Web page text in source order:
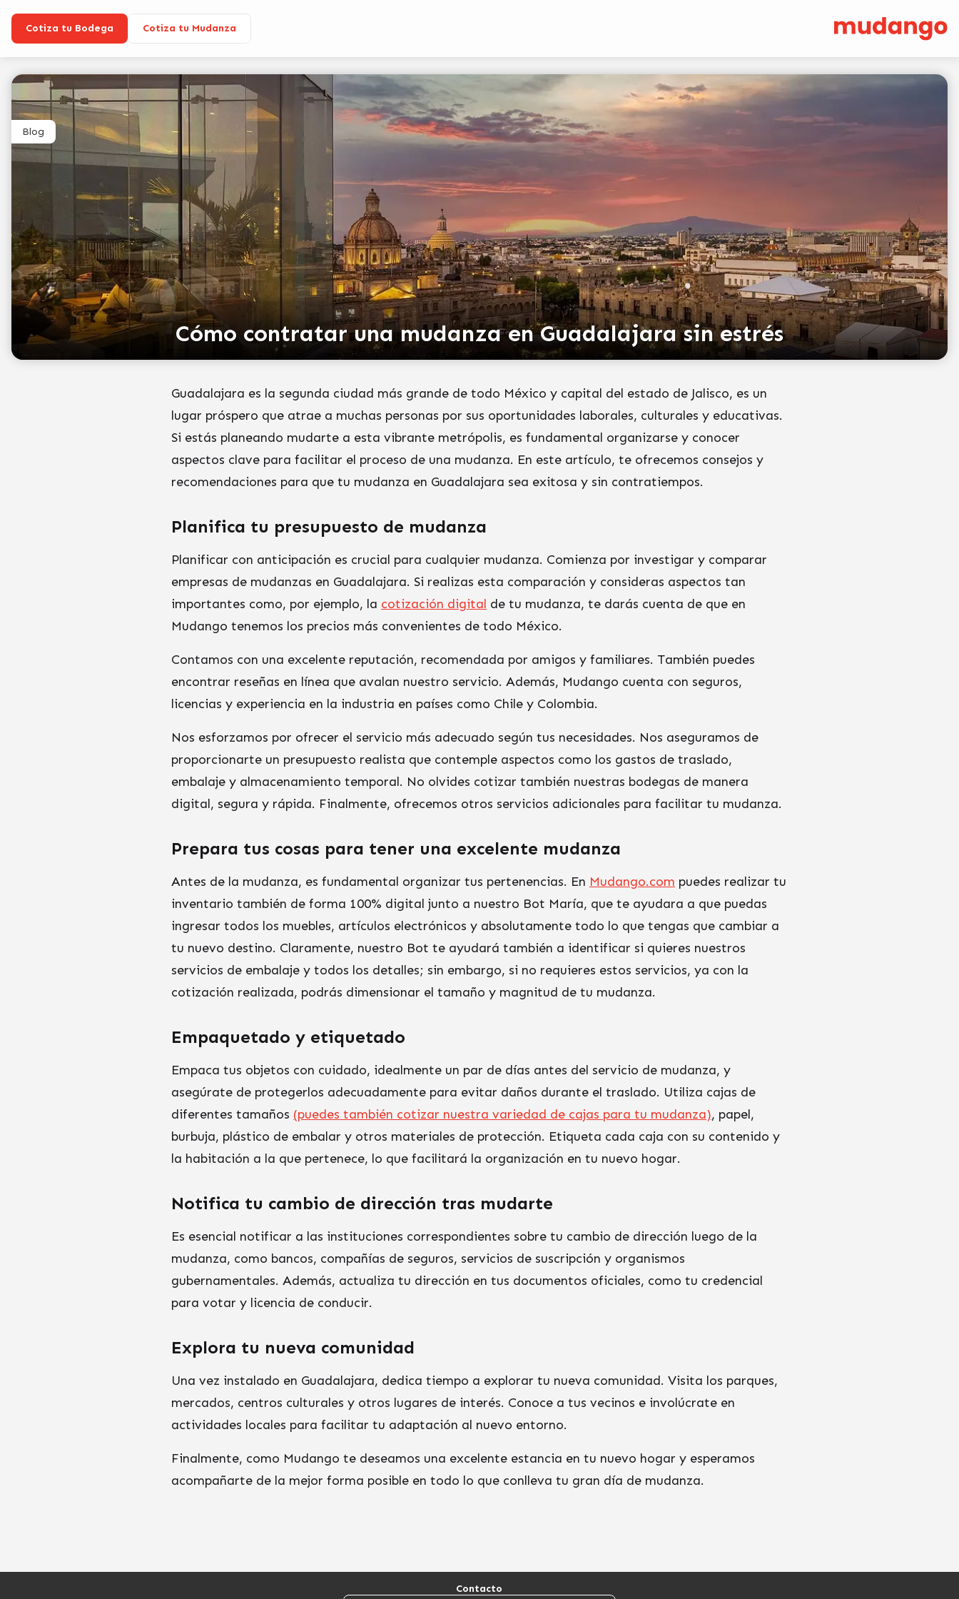
Cotiza tu Bodega Cotiza tu Mudanza
Cómo contratar una mudanza en Guadalajara sin estrés
Blog
Guadalajara es la segunda ciudad más grande de todo México y capital del estado de Jalisco, es un
lugar próspero que atrae a muchas personas por sus oportunidades laborales, culturales y educativas.
Si estás planeando mudarte a esta vibrante metrópolis, es fundamental organizarse y conocer
aspectos clave para facilitar el proceso de una mudanza. En este artículo, te ofrecemos consejos y
recomendaciones para que tu mudanza en Guadalajara sea exitosa y sin contratiempos.
Planifica tu presupuesto de mudanza
Planificar con anticipación es crucial para cualquier mudanza. Comienza por investigar y comparar
empresas de mudanzas en Guadalajara. Si realizas esta comparación y consideras aspectos tan
importantes como, por ejemplo, la cotización digital de tu mudanza, te darás cuenta de que en
Mudango tenemos los precios más convenientes de todo México.
Contamos con una excelente reputación, recomendada por amigos y familiares. También puedes
encontrar reseñas en línea que avalan nuestro servicio. Además, Mudango cuenta con seguros,
licencias y experiencia en la industria en países como Chile y Colombia.
Nos esforzamos por ofrecer el servicio más adecuado según tus necesidades. Nos aseguramos de
proporcionarte un presupuesto realista que contemple aspectos como los gastos de traslado,
embalaje y almacenamiento temporal. No olvides cotizar también nuestras bodegas de manera
digital, segura y rápida. Finalmente, ofrecemos otros servicios adicionales para facilitar tu mudanza.
Prepara tus cosas para tener una excelente mudanza
Antes de la mudanza, es fundamental organizar tus pertenencias. En Mudango.com puedes realizar tu
inventario también de forma 100% digital junto a nuestro Bot María, que te ayudara a que puedas
ingresar todos los muebles, artículos electrónicos y absolutamente todo lo que tengas que cambiar a
tu nuevo destino. Claramente, nuestro Bot te ayudará también a identificar si quieres nuestros
servicios de embalaje y todos los detalles; sin embargo, si no requieres estos servicios, ya con la
cotización realizada, podrás dimensionar el tamaño y magnitud de tu mudanza.
Empaquetado y etiquetado
Empaca tus objetos con cuidado, idealmente un par de días antes del servicio de mudanza, y
asegúrate de protegerlos adecuadamente para evitar daños durante el traslado. Utiliza cajas de
diferentes tamaños (puedes también cotizar nuestra variedad de cajas para tu mudanza), papel,
burbuja, plástico de embalar y otros materiales de protección. Etiqueta cada caja con su contenido y
la habitación a la que pertenece, lo que facilitará la organización en tu nuevo hogar.
Notifica tu cambio de dirección tras mudarte
Es esencial notificar a las instituciones correspondientes sobre tu cambio de dirección luego de la
mudanza, como bancos, compañías de seguros, servicios de suscripción y organismos
gubernamentales. Además, actualiza tu dirección en tus documentos oficiales, como tu credencial
para votar y licencia de conducir.
Explora tu nueva comunidad
Una vez instalado en Guadalajara, dedica tiempo a explorar tu nueva comunidad. Visita los parques,
mercados, centros culturales y otros lugares de interés. Conoce a tus vecinos e involúcrate en
actividades locales para facilitar tu adaptación al nuevo entorno.
Finalmente, como Mudango te deseamos una excelente estancia en tu nuevo hogar y esperamos
acompañarte de la mejor forma posible en todo lo que conlleva tu gran día de mudanza.
Contacto